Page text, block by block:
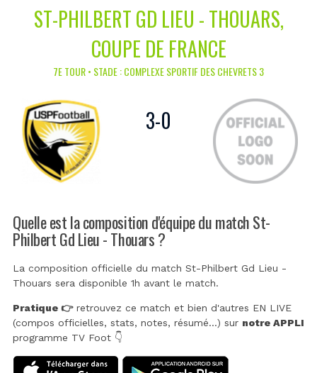
ST-PHILBERT GD LIEU - THOUARS,
COUPE DE FRANCE
7E TOUR • STADE : COMPLEXE SPORTIF DES CHEVRETS 3
3-0
Quelle est la composition d'équipe du match St-
Philbert Gd Lieu - Thouars ?
La composition officielle du match St-Philbert Gd Lieu -
Thouars sera disponible 1h avant le match.
Pratique 👉retrouvez ce match et bien d'autres EN LIVE
(compos officielles, stats, notes, résumé...) sur notre APPLI
programme TV Foot 👇